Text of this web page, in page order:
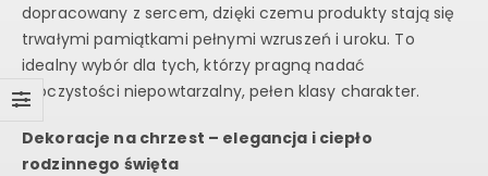
dopracowany z sercem, dzięki czemu produkty stają się
trwałymi pamiątkami pełnymi wzruszeń i uroku. To
idealny wybór dla tych, którzy pragną nadać
uroczystości niepowtarzalny, pełen klasy charakter.
Dekoracje na chrzest – elegancja i ciepło
rodzinnego święta